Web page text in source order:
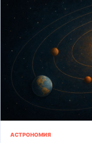
АСТРОНОМИЯ